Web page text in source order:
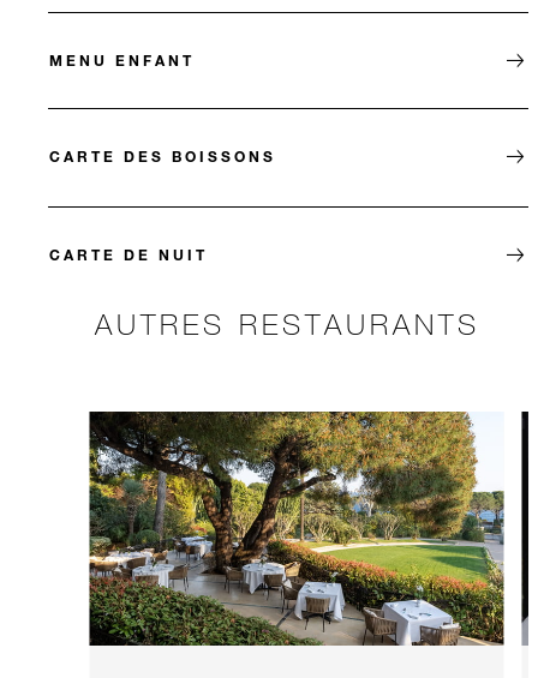
MENU ENFANT
CARTE DES BOISSONS
CARTE DE NUIT
AUTRES RESTAURANTS